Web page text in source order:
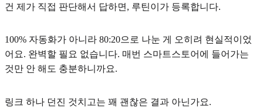
건 제가 직접 판단해서 답하면, 루틴이가 등록합니다.
100% 자동화가 아니라 80:20으로 나눈 게 오히려 현실적이었
어요. 완벽할 필요 없습니다. 매번 스마트스토어에 들어가는
것만 안 해도 충분하니까요.
링크 하나 던진 것치고는 꽤 괜찮은 결과 아닌가요.